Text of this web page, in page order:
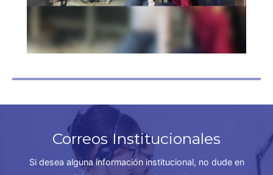
Correos Institucionales
Si desea alguna información institucional, no dude en